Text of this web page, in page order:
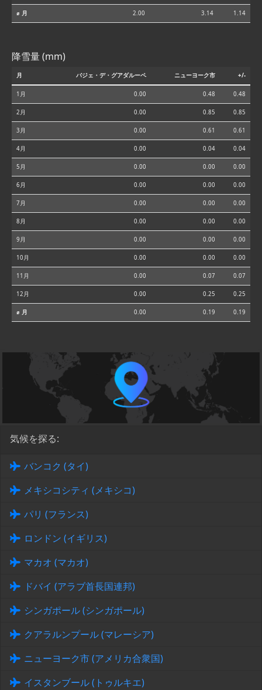
⌀ 月 2.00 3.14 1.14
降雪量 (mm)
月 バジェ・デ・グアダルーペ ニューヨーク市 +/-
1月 0.00 0.48 0.48
2月 0.00 0.85 0.85
3月 0.00 0.61 0.61
4月 0.00 0.04 0.04
5月 0.00 0.00 0.00
6月 0.00 0.00 0.00
7月 0.00 0.00 0.00
8月 0.00 0.00 0.00
9月 0.00 0.00 0.00
10月 0.00 0.00 0.00
11月 0.00 0.07 0.07
12月 0.00 0.25 0.25
⌀ 月 0.00 0.19 0.19
気候を探る:
バンコク (タイ)
メキシコシティ (メキシコ)
パリ (フランス)
ロンドン (イギリス)
マカオ (マカオ)
ドバイ (アラブ首長国連邦)
シンガポール (シンガポール)
クアラルンプール (マレーシア)
ニューヨーク市 (アメリカ合衆国)
イスタンブール (トゥルキエ)